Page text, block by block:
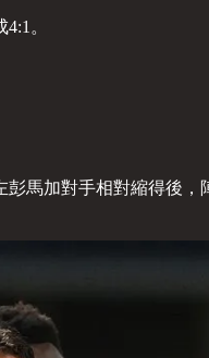
。
馬加對手相對縮得後